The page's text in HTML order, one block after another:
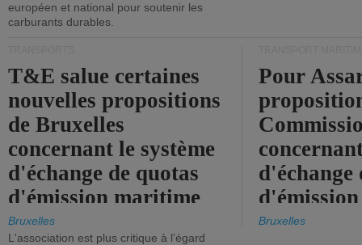
européen et national pour soutenir les
carburants durables.
T&E salue certaines
nouvelles propositions
de Bruxelles
concernant le système
d'échange de quotas
d'émission maritime
de l'UE.
Bruxelles
L'association est plus critique à l'égard
Pour
d'échange
timide,
Bruxelles